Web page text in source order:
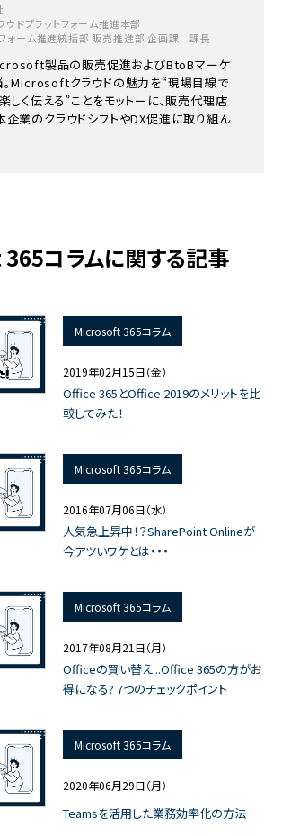
ドプラットフォーム推進本部
フォーム推進統括部 販売推進部 企画課 課長
製品の販売促進およびBtoBマーケ
。Microsoftクラウドの魅力を“現場目線で
しく伝える”ことをモットーに、販売代理店
企業のクラウドシフトやDX促進に取り組ん
コラムに関する記事
Microsoft 365コラム
2019年02月15日（金）
Office 365とOffice 2019のメリットを比
較してみた！
Microsoft 365コラム
2016年07月06日（水）
人気急上昇中！？SharePoint Onlineが
今アツいワケとは・・・
Microsoft 365コラム
2017年08月21日（月）
Officeの買い替え...Office 365の方がお
得になる? 7つのチェックポイント
Microsoft 365コラム
2020年06月29日（月）
Teamsを活用した業務効率化の方法